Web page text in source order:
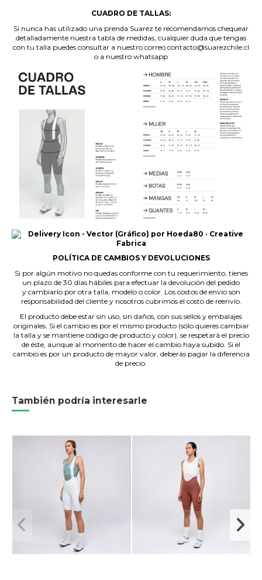
CUADRO DE TALLAS:
Si nunca has utilizado una prenda Suarez te recomendamos chequear
detalladamente nuestra tabla de medidas, cualquier duda que tengas
con tu talla puedes consultar a nuestro correo contacto@suarezchile.cl
o a nuestro whatsapp
POLÍTICA DE CAMBIOS Y DEVOLUCIONES
Si por algún motivo no quedas conforme con tu requerimiento, tienes
un plazo de 30 días hábiles para efectuar la devolución del pedido
y cambiarlo por otra talla, modelo o color. Los costos de envío son
responsabilidad del cliente y nosotros cubrimos el costo de reenvío.
El producto debe estar sin uso, sin daños, con sus sellos y embalajes
originales. Si el cambio es por el mismo producto (sólo quieres cambiar
la talla y se mantiene código de producto y color), se respetará el precio
de éste, aunque al momento de hacer el cambio haya subido. Si el
cambio es por un producto de mayor valor, deberás pagar la diferencia
de precio.
También podría interesarle